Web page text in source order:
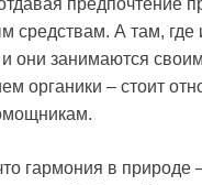
предпочтение
средствам. А там, где
они занимаются
органики – стоит
гармония в природе